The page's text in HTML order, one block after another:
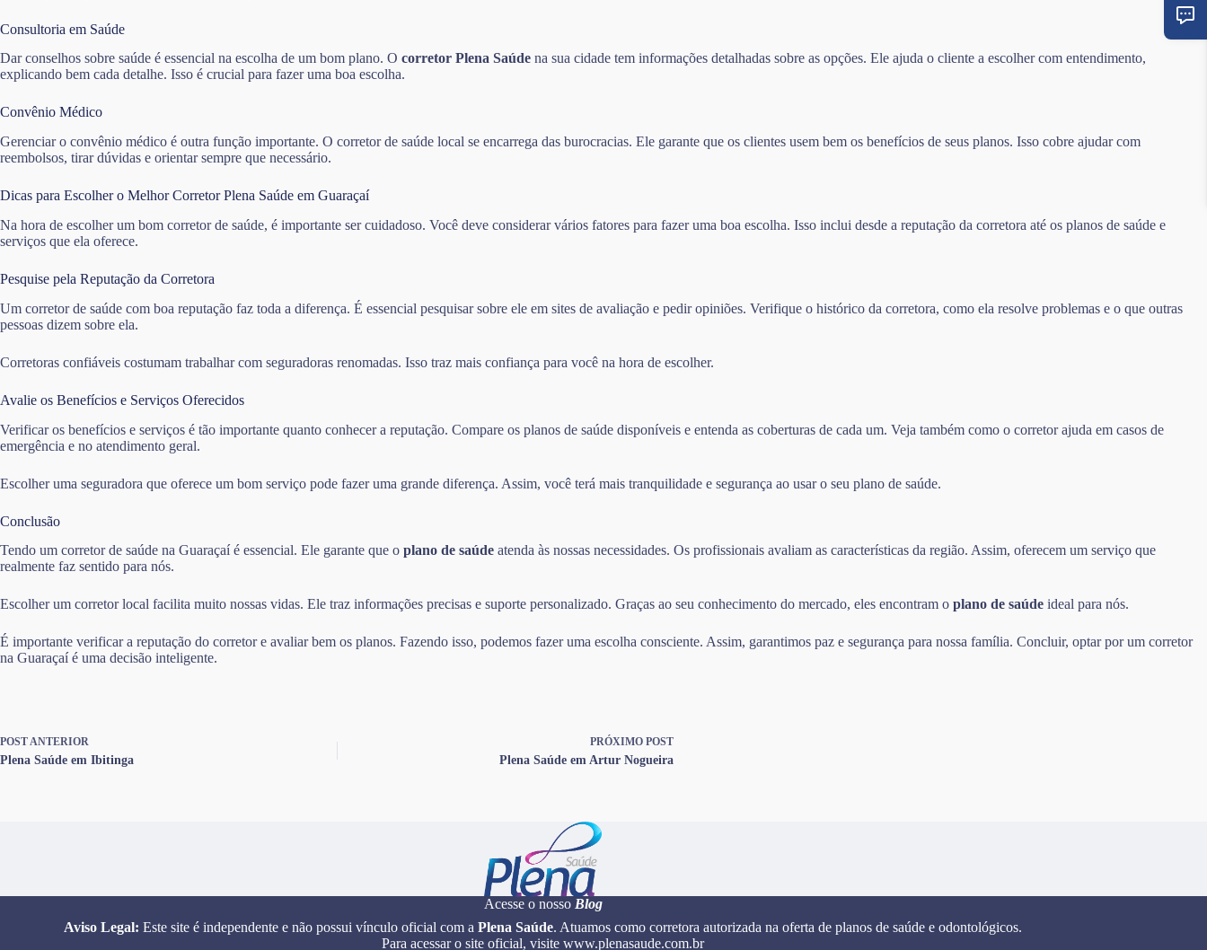
Consultoria em Saúde
Dar conselhos sobre saúde é essencial na escolha de um bom plano. O corretor Plena Saúde na sua cidade tem informações detalhadas sobre as opções. Ele ajuda o cliente a escolher com entendimento,
explicando bem cada detalhe. Isso é crucial para fazer uma boa escolha.
Convênio Médico
Gerenciar o convênio médico é outra função importante. O corretor de saúde local se encarrega das burocracias. Ele garante que os clientes usem bem os benefícios de seus planos. Isso cobre ajudar com
reembolsos, tirar dúvidas e orientar sempre que necessário.
Dicas para Escolher o Melhor Corretor Plena Saúde em Guaraçaí
Na hora de escolher um bom corretor de saúde, é importante ser cuidadoso. Você deve considerar vários fatores para fazer uma boa escolha. Isso inclui desde a reputação da corretora até os planos de saúde e
serviços que ela oferece.
Pesquise pela Reputação da Corretora
Um corretor de saúde com boa reputação faz toda a diferença. É essencial pesquisar sobre ele em sites de avaliação e pedir opiniões. Verifique o histórico da corretora, como ela resolve problemas e o que outras
pessoas dizem sobre ela.
Corretoras confiáveis costumam trabalhar com seguradoras renomadas. Isso traz mais confiança para você na hora de escolher.
Avalie os Benefícios e Serviços Oferecidos
Verificar os benefícios e serviços é tão importante quanto conhecer a reputação. Compare os planos de saúde disponíveis e entenda as coberturas de cada um. Veja também como o corretor ajuda em casos de
emergência e no atendimento geral.
Escolher uma seguradora que oferece um bom serviço pode fazer uma grande diferença. Assim, você terá mais tranquilidade e segurança ao usar o seu plano de saúde.
Conclusão
Tendo um corretor de saúde na Guaraçaí é essencial. Ele garante que o plano de saúde atenda às nossas necessidades. Os profissionais avaliam as características da região. Assim, oferecem um serviço que
realmente faz sentido para nós.
Escolher um corretor local facilita muito nossas vidas. Ele traz informações precisas e suporte personalizado. Graças ao seu conhecimento do mercado, eles encontram o plano de saúde ideal para nós.
É importante verificar a reputação do corretor e avaliar bem os planos. Fazendo isso, podemos fazer uma escolha consciente. Assim, garantimos paz e segurança para nossa família. Concluir, optar por um corretor
na Guaraçaí é uma decisão inteligente.
POSTANTERIOR
Plena Saúde em Ibitinga
PRÓXIMO POST
Plena Saúde em Artur Nogueira
Acesse o nosso Blog
Aviso Legal: Este site é independente e não possui vínculo oficial com aPlena Saúde. Atuamos como corretora autorizada na oferta de planos de saúde e odontológicos.
Para acessar o site oficial, visite www.plenasaude.com.br